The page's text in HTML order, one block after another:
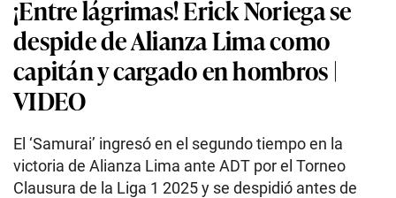
¡Entre lágrimas! Erick Noriega se
despide de Alianza Lima como
capitán y cargado en hombros |
VIDEO
El ‘Samurai’ ingresó en el segundo tiempo en la
victoria de Alianza Lima ante ADT por el Torneo
Clausura de la Liga 1 2025 y se despidió antes de